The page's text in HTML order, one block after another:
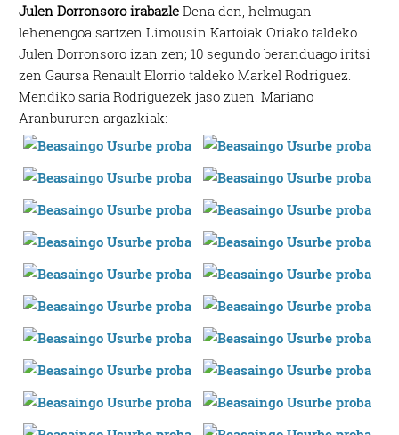
Julen Dorronsoro irabazle Dena den, helmugan
lehenengoa sartzen Limousin Kartoiak Oriako taldeko
Julen Dorronsoro izan zen; 10 segundo beranduago iritsi
zen Gaursa Renault Elorrio taldeko Markel Rodriguez.
Mendiko saria Rodriguezek jaso zuen. Mariano
Aranbururen argazkiak: